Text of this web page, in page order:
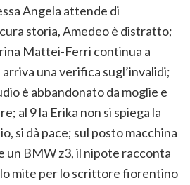
Angela attende di
storia, Amedeo è distratto;
Mattei-Ferri continua a
una verifica sugl’invalidi;
è abbandonato da moglie e
al 9 la Erika non si spiega la
si dà pace; sul posto macchina
un BMW z3, il nipote racconta
mite per lo scrittore fiorentino